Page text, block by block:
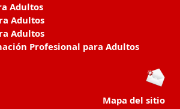
Adultos
Adultos
Adultos
Profesional para Adultos
Mapa del sitio